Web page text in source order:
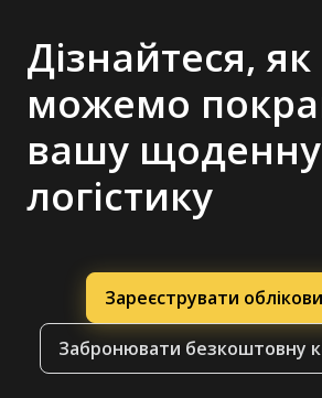
Дізнайтеся,
можемо
вашу щоденну
логістику
Зареєструвати
Забронювати безкоштовну